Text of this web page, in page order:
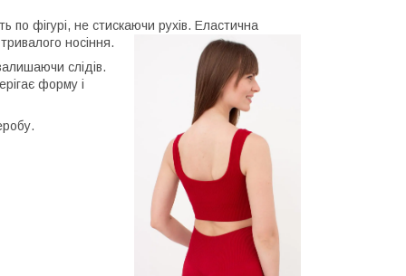
по фігурі, не стискаючи рухів. Еластична
носіння.
слідів.
форму і